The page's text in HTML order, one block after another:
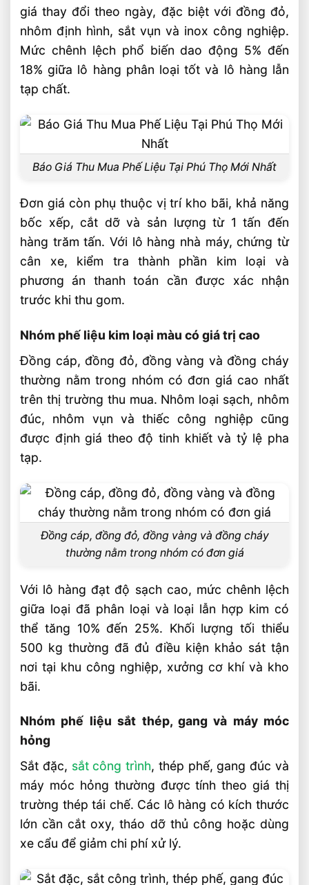
móc hỏng
Cách nhận báo giá chính xác khi thanh lý
phế liệu tại Phú Thọ
Các yếu tố quyết định đơn giá tại Phú
Thọ
Quy trình thu mua phế liệu chuyên
Câu hỏi thường gặp về báo giá thu mua
Phế liệu nào đang có giá cao nhất tại
Phú Thọ?
Có thu mua tận nơi tại nhà xưởng và kho
bãi không?
Làm sao để nhận báo giá sát nhất trong
Video: Báo Giá Thu Mua Phế Liệu Tại Phú
Thọ Mới Nhất
Liên hệ thu mua phế liệu
Bài Viết Liên Quan
Thu Mua Phế Liệu Điện Tử – Bo Mạch,
Dây Cáp, Mô Tơ Cũ
Thu Mua Giấy Vụn, Giấy Carton Phế Liệu
Giá Cao
Thu Mua Hợp Kim Phế Liệu Giá Cao –
Niken, Mũi Khoan Cũ
Cao – Cân Tại Chỗ
Thu Mua Phế Liệu Inox Giá Cao – Inox
201, 304 Các Loại
Bảng Giá Thu Mua Phế Liệu Các Loại Mới
Nhất Trong Ngày
giá thay đổi theo ngày, đặc biệt với đồng đỏ,
nhôm định hình, sắt vụn và inox công nghiệp.
Mức chênh lệch phổ biến dao động 5% đến
18% giữa lô hàng phân loại tốt và lô hàng lẫn
tạp chất.
Báo Giá Thu Mua Phế Liệu Tại Phú Thọ Mới Nhất
Đơn giá còn phụ thuộc vị trí kho bãi, khả năng
bốc xếp, cắt dỡ và sản lượng từ 1 tấn đến
hàng trăm tấn. Với lô hàng nhà máy, chứng từ
cân xe, kiểm tra thành phần kim loại và
phương án thanh toán cần được xác nhận
trước khi thu gom.
Nhóm phế liệu kim loại màu có giá trị cao
Đồng cáp, đồng đỏ, đồng vàng và đồng cháy
thường nằm trong nhóm có đơn giá cao nhất
trên thị trường thu mua. Nhôm loại sạch, nhôm
đúc, nhôm vụn và thiếc công nghiệp cũng
được định giá theo độ tinh khiết và tỷ lệ pha
tạp.
Đồng cáp, đồng đỏ, đồng vàng và đồng cháy
thường nằm trong nhóm có đơn giá
Với lô hàng đạt độ sạch cao, mức chênh lệch
giữa loại đã phân loại và loại lẫn hợp kim có
thể tăng 10% đến 25%. Khối lượng tối thiểu
500 kg thường đã đủ điều kiện khảo sát tận
nơi tại khu công nghiệp, xưởng cơ khí và kho
bãi.
Nhóm phế liệu sắt thép, gang và máy móc
hỏng
Sắt đặc, sắt công trình, thép phế, gang đúc và
máy móc hỏng thường được tính theo giá thị
trường thép tái chế. Các lô hàng có kích thước
lớn cần cắt oxy, tháo dỡ thủ công hoặc dùng
xe cẩu để giảm chi phí xử lý.